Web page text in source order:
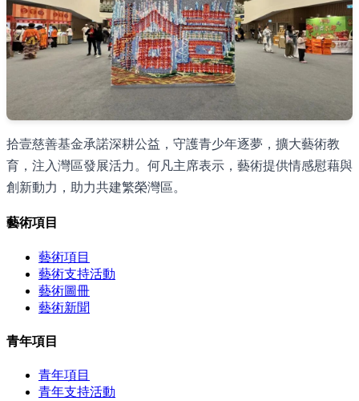
拾壹慈善基金承諾深耕公益，守護青少年逐夢，擴大藝術教
育，注入灣區發展活力。何凡主席表示，藝術提供情感慰藉與
創新動力，助力共建繁榮灣區。
藝術項目
藝術項目
藝術支持活動
藝術圖冊
藝術新聞
青年項目
青年項目
青年支持活動